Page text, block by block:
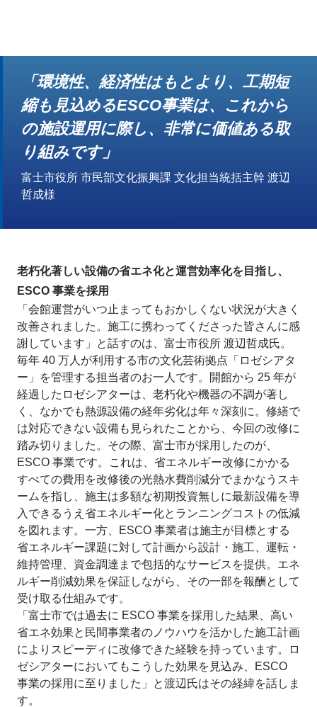
「環境性、経済性はもとより、工期短
縮も見込めるESCO事業は、これから
の施設運用に際し、非常に価値ある取
り組みです」
富士市役所 市民部文化振興課 文化担当統括主幹 渡辺
哲成様
老朽化著しい設備の省エネ化と運営効率化を目指し、
ESCO 事業を採用
「会館運営がいつ止まってもおかしくない状況が大きく
改善されました。施工に携わってくださった皆さんに感
謝しています」と話すのは、富士市役所 渡辺哲成氏。
毎年 40 万人が利用する市の文化芸術拠点「ロゼシアタ
ー」を管理する担当者のお一人です。開館から 25 年が
経過したロゼシアターは、老朽化や機器の不調が著し
く、なかでも熱源設備の経年劣化は年々深刻に。修繕で
は対応できない設備も見られたことから、今回の改修に
踏み切りました。その際、富士市が採用したのが、
ESCO 事業です。これは、省エネルギー改修にかかる
すべての費用を改修後の光熱水費削減分でまかなうスキ
ームを指し、施主は多額な初期投資無しに最新設備を導
入できるうえ省エネルギー化とランニングコストの低減
を図れます。一方、ESCO 事業者は施主が目標とする
省エネルギー課題に対して計画から設計・施工、運転・
維持管理、資金調達まで包括的なサービスを提供。エネ
ルギー削減効果を保証しながら、その一部を報酬として
受け取る仕組みです。
「富士市では過去に ESCO 事業を採用した結果、高い
省エネ効果と民間事業者のノウハウを活かした施工計画
によりスピーディに改修できた経験を持っています。ロ
ゼシアターにおいてもこうした効果を見込み、ESCO
事業の採用に至りました」と渡辺氏はその経緯を話しま
す。